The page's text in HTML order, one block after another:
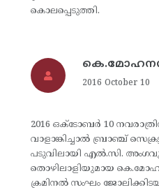
കൊലപ്പെടുത്തി.
2016 October 10
2016 ഒക്ടോബര്‍ 10
വാളാങ്കിച്ചാല്‍ ബ്രാഞ്ച്
പടുവിലായി എല്‍.സി.
തൊഴിലാളിയുമായ
ക്രമിനല്‍ സംഘം